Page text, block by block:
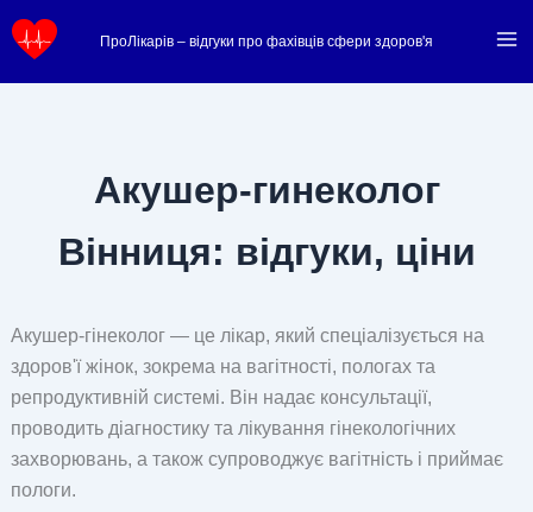
до
ПроЛікарів – відгуки про фахівців сфери здоров'я
Акушер-гинеколог
Вінниця: відгуки, ціни
Акушер-гінеколог — це лікар, який спеціалізується на
здоров'ї жінок, зокрема на вагітності, пологах та
репродуктивній системі. Він надає консультації,
проводить діагностику та лікування гінекологічних
захворювань, а також супроводжує вагітність і приймає
пологи.